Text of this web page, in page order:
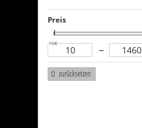
Preis
10€ –
zurücksetzen